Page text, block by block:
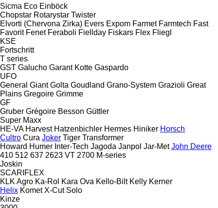
Sicma Eco Einböck
Chopstar Rotarystar Twister
Elvorti (Chervona Zirka) Evers Expom Farmet Farmtech Fast
Favorit Fenet Feraboli Fiellday Fiskars Flex Fliegl
KSE
Fortschritt
T series
GST Galucho Garant Kotte Gaspardo
UFO
General Giant Golta Goudland Grano-System Grazioli Great
Plains Gregoire Grimme
GF
Gruber Grégoire Besson Güttler
Super Maxx
HE-VA Harvest Hatzenbichler Hermes Hiniker Horsch
Cultro Cura Joker Tiger Transformer
Howard Humer Inter-Tech Jagoda Janpol Jar-Met John Deere
410 512 637 2623 VT 2700 M-series
Joskin
SCARIFLEX
KLK Agro Ka-Rol Kara Ova Kello-Bilt Kelly Kerner
Helix Komet X-Cut Solo
Kinze